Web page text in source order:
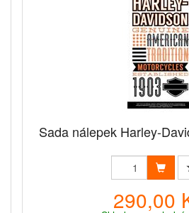
Sada nálepek Harley-
290,00